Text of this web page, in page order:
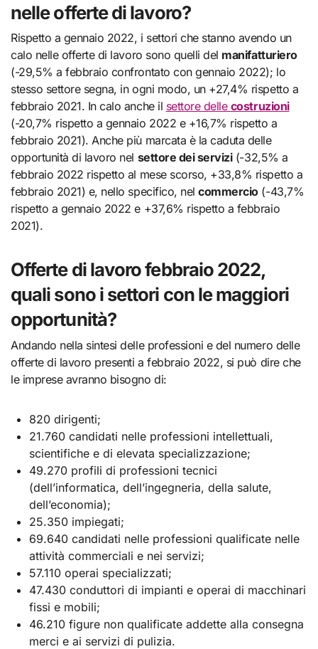
nelle offerte di lavoro?
Rispetto a gennaio 2022, i settori che stanno avendo un
calo nelle offerte di lavoro sono quelli del manifatturiero
(-29,5% a febbraio confrontato con gennaio 2022); lo
stesso settore segna, in ogni modo, un +27,4% rispetto a
febbraio 2021. In calo anche il settore delle costruzioni
(-20,7% rispetto a gennaio 2022 e +16,7% rispetto a
febbraio 2021). Anche più marcata è la caduta delle
opportunità di lavoro nel settore dei servizi(-32,5% a
febbraio 2022 rispetto al mese scorso, +33,8% rispetto a
febbraio 2021) e, nello specifico, nelcommercio(-43,7%
rispetto a gennaio 2022 e +37,6% rispetto a febbraio
2021).
Offerte di lavoro febbraio 2022,
quali sono i settori con le maggiori
opportunità?
Andando nella sintesi delle professioni e del numero delle
offerte di lavoro presenti a febbraio 2022, si può dire che
le imprese avranno bisogno di:
820 dirigenti;
21.760 candidati nelle professioni intellettuali,
scientifiche e di elevata specializzazione;
49.270 profili di professioni tecnici
(dell’informatica, dell’ingegneria, della salute,
dell’economia);
25.350 impiegati;
69.640 candidati nelle professioni qualificate nelle
attività commerciali e nei servizi;
57.110 operai specializzati;
47.430 conduttori di impianti e operai di macchinari
fissi e mobili;
46.210 figure non qualificate addette alla consegna
merci e ai servizi di pulizia.